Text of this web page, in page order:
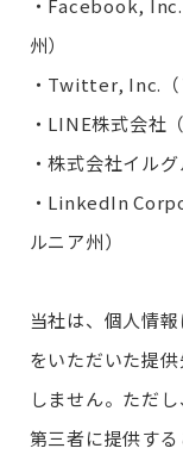
・Facebook,
州）
・Twitter, Inc.（
・LINE株式会社（
・株式会社イルグ
・LinkedIn
ルニア州）
当社は、個人情
をいただいた提
しません。ただ
第三者に提供する